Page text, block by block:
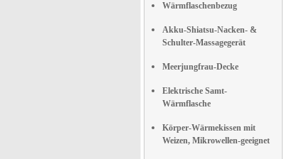
Wärmflaschenbezug
Akku-Shiatsu-Nacken- &
Schulter-Massagegerät
Meerjungfrau-Decke
Elektrische Samt-
Wärmflasche
Körper-Wärmekissen mit
Weizen, Mikrowellen-geeignet